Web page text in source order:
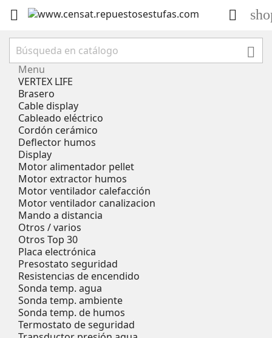
 

Menu
VERTEX LIFE
Brasero
Cable display
Cableado eléctrico
Cordón cerámico
Deflector humos
Display
Motor alimentador pellet
Motor extractor humos
Motor ventilador calefacción
Motor ventilador canalizacion
Mando a distancia
Otros / varios
Otros Top 30
Placa electrónica
Presostato seguridad
Resistencias de encendido
Sonda temp. agua
Sonda temp. ambiente
Sonda temp. de humos
Termostato de seguridad